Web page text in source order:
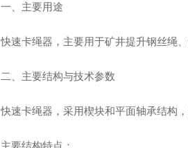
一、主要用途
快速卡绳器，主要用于矿井提升钢丝绳
二、主要结构与技术参数
快速卡绳器，采用楔块和平面轴承结构
主要结构特点：